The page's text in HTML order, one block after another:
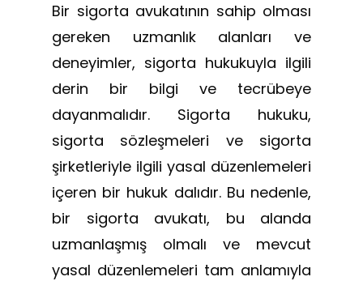
Bir sigorta avukatının sahip olması
gereken uzmanlık alanları ve
deneyimler, sigorta hukukuyla ilgili
derin bir bilgi ve tecrübeye
dayanmalıdır. Sigorta hukuku,
sigorta sözleşmeleri ve sigorta
şirketleriyle ilgili yasal düzenlemeleri
içeren bir hukuk dalıdır. Bu nedenle,
bir sigorta avukatı, bu alanda
uzmanlaşmış olmalı ve mevcut
yasal düzenlemeleri tam anlamıyla